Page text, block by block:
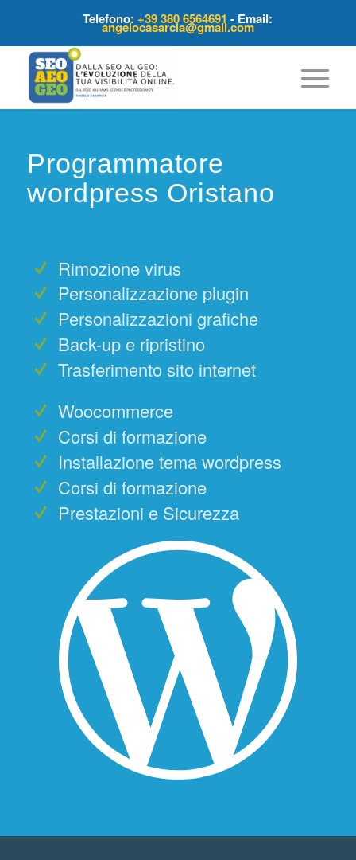
Telefono:+39 380 6564691 - Email:
angelocasarcia@gmail.com
Programmatore
wordpress Oristano
Rimozione virus
Personalizzazione plugin
Personalizzazioni grafiche
Back-up e ripristino
Trasferimento sito internet
Woocommerce
Corsi di formazione
Installazione tema wordpress
Corsi di formazione
Prestazioni e Sicurezza